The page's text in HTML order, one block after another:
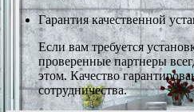
Гарантия качественной
Если вам требуется
проверенные партнеры
этом. Качество
сотрудничества.